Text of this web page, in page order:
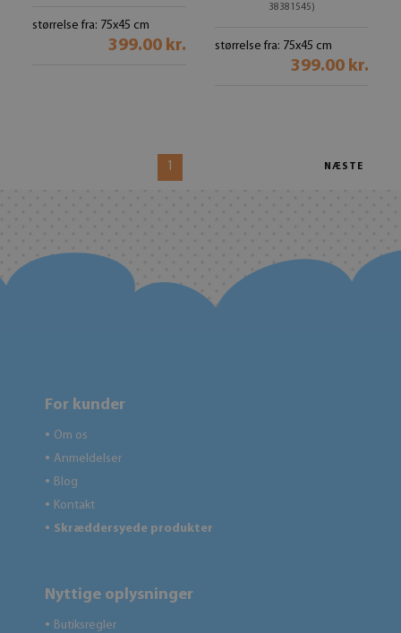
størrelse fra: 75x45 cm
399.00 kr.
38381545)
størrelse fra: 75x45 cm
399.00 kr.
1 NÆSTE
For kunder
● Om os
● Anmeldelser
● Blog
● Kontakt
● Skræddersyede produkter
Nyttige oplysninger
● Butiksregler